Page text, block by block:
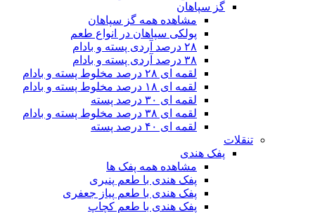
گز سپاهان
مشاهده همه گز سپاهان
پولکی سپاهان در انواع طعم
۲۸ درصد آردی پسته و بادام
۳۸ درصد آردی پسته و بادام
لقمه ای ۲۸ درصد مخلوط پسته و بادام
لقمه ای ۱۸ درصد مخلوط پسته و بادام
لقمه ای ۳۰ درصد پسته
لقمه ای ۳۸ درصد مخلوط پسته و بادام
لقمه ای ۴۰ درصد پسته
تنقلات
پفک هندی
مشاهده همه پفک ها
پفک هندی با طعم پنیری
پفک هندی با طعم پیاز جعفری
پفک هندی با طعم کچاپ